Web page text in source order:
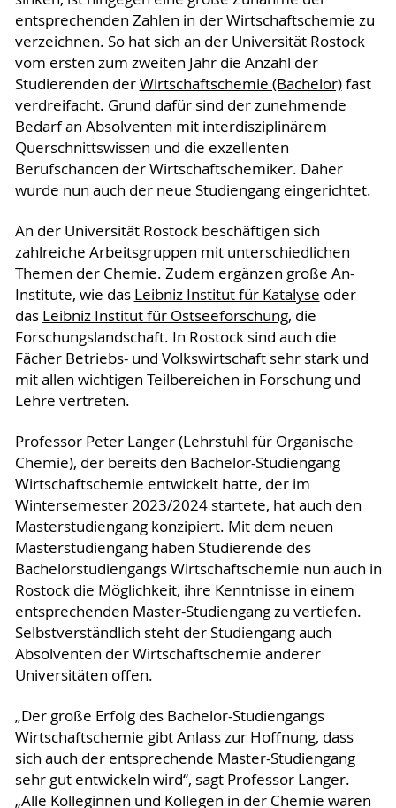
entsprechenden Zahlen in der Wirtschaftschemie zu
verzeichnen. So hat sich an der Universität Rostock
vom ersten zum zweiten Jahr die Anzahl der
Studierenden derWirtschaftschemie (Bachelor)fast
verdreifacht. Grund dafür sind der zunehmende
Bedarf an Absolventen mit interdisziplinärem
Querschnittswissen und die exzellenten
Berufschancen der Wirtschaftschemiker. Daher
wurde nun auch der neue Studiengang eingerichtet.
An der Universität Rostock beschäftigen sich
zahlreiche Arbeitsgruppen mit unterschiedlichen
Themen der Chemie. Zudem ergänzen große An-
Institute, wie das Leibniz Institut für Katalyse oder
das Leibniz Institut für Ostseeforschung, die
Forschungslandschaft. In Rostock sind auch die
Fächer Betriebs- und Volkswirtschaft sehr stark und
mit allen wichtigen Teilbereichen in Forschung und
Lehre vertreten.
Professor Peter Langer (Lehrstuhl für Organische
Chemie), der bereits den Bachelor-Studiengang
Wirtschaftschemie entwickelt hatte, der im
Wintersemester 2023/2024 startete, hat auch den
Masterstudiengang konzipiert. Mit dem neuen
Masterstudiengang haben Studierende des
Bachelorstudiengangs Wirtschaftschemie nun auch in
Rostock die Möglichkeit, ihre Kenntnisse in einem
entsprechenden Master-Studiengang zu vertiefen.
Selbstverständlich steht der Studiengang auch
Absolventen der Wirtschaftschemie anderer
Universitäten offen.
„Der große Erfolg des Bachelor-Studiengangs
Wirtschaftschemie gibt Anlass zur Hoffnung, dass
sich auch der entsprechende Master-Studiengang
sehr gut entwickeln wird“, sagt Professor Langer.
„Alle Kolleginnen und Kollegen in der Chemie waren